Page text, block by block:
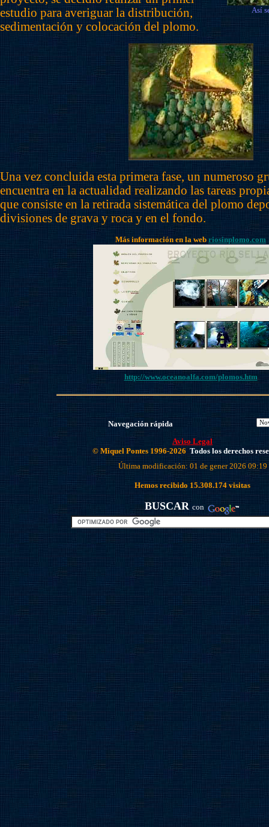
Así
estudio para averiguar la distribución,
sedimentación y colocación del plomo.
Una vez concluida esta primera fase, un numeroso
encuentra en la actualidad realizando las tareas
que consiste en la retirada sistemática del plomo
divisiones de grava y roca y en el fondo.
Más información en la web riosinplomo.com
http://www.oceanoalfa.com/plomos.htm
Navegación rápida
Aviso Legal
© Miquel Pontes 1996-2026 Todos los derechos
Última modificación: 01 de gener 2026 09:19
Hemos recibido 15.308.174 visitas
BUSCAR con